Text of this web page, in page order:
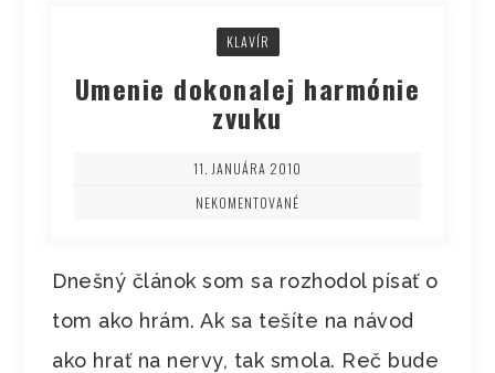
KLAVÍR
Umenie dokonalej harmónie
zvuku
11. JANUÁRA 2010
NEKOMENTOVANÉ
Dnešný článok som sa rozhodol písať o
tom ako hrám. Ak sa tešíte na návod
ako hrať na nervy, tak smola. Reč bude